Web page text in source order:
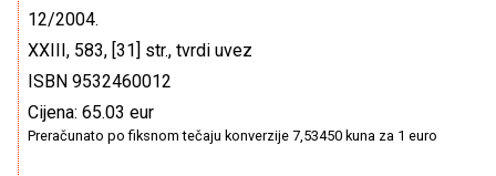
12/2004.
XXIII, 583, [31] str., tvrdi uvez
ISBN 9532460012
Cijena: 65.03 eur
Preračunato po fiksnom tečaju konverzije 7,53450 kuna za 1 euro